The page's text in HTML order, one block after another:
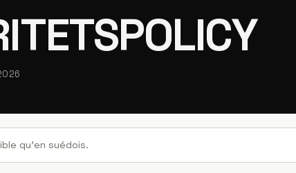
qu'en suédois.